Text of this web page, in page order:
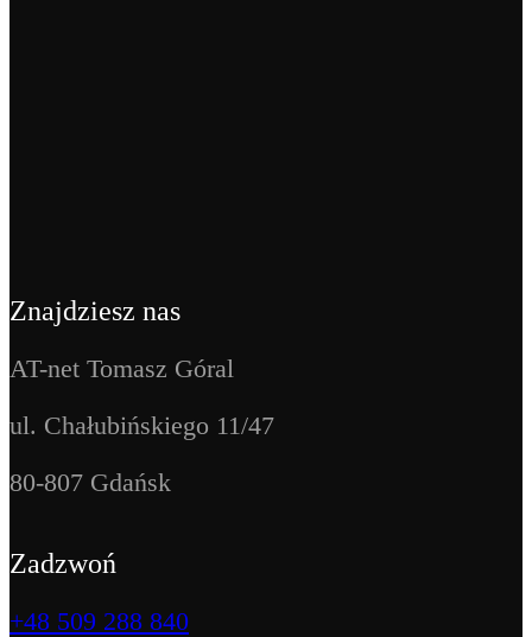
Znajdziesz nas
AT-net Tomasz Góral
ul. Chałubińskiego 11/47
80-807 Gdańsk
Zadzwoń
+48 509 288 840